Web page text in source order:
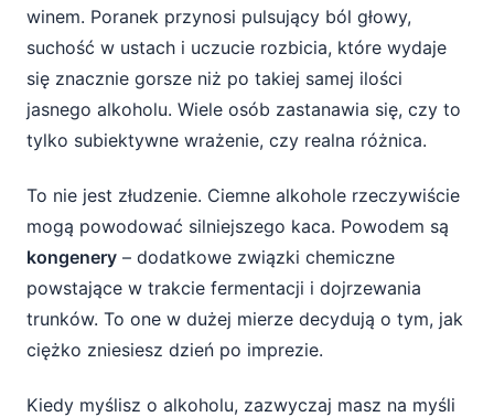
Metanol – szczególnie zdradliwy składnik
Alkohole wyższe (fuzle)
Jasne vs ciemne alkohole – kluczowe
różnice
Nie tylko kongenery – inne czynniki
pogarszające kaca
winem. Poranek przynosi pulsujący ból głowy,
suchość w ustach i uczucie rozbicia, które wydaje
się znacznie gorsze niż po takiej samej ilości
jasnego alkoholu. Wiele osób zastanawia się, czy to
tylko subiektywne wrażenie, czy realna różnica.
To nie jest złudzenie. Ciemne alkohole rzeczywiście
mogą powodować silniejszego kaca. Powodem są
kongenery – dodatkowe związki chemiczne
powstające w trakcie fermentacji i dojrzewania
trunków. To one w dużej mierze decydują o tym, jak
ciężko zniesiesz dzień po imprezie.
Kiedy myślisz o alkoholu, zazwyczaj masz na myśli